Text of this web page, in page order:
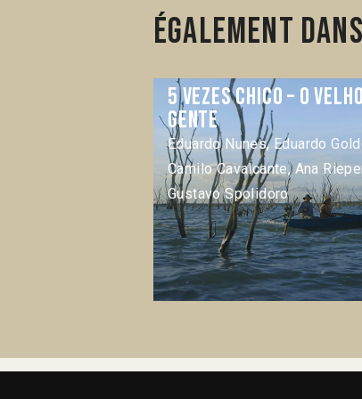
Également
5 Vezes Chico – O
gente
Eduardo Nunes, Eduardo
Camilo Cavalcante, Ana
Gustavo Spolidoro